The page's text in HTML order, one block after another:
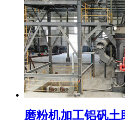
磨粉机加工铝矾